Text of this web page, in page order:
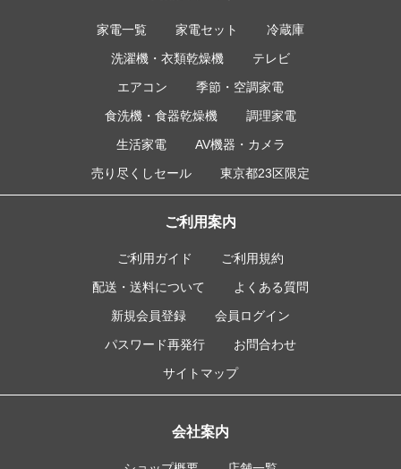
家電一覧 家電セット
冷蔵庫
洗濯機・衣類乾燥機
テレビ
エアコン
季節・空調家電
食洗機・食器乾燥機
調理家電
生活家電
AV機器・カメラ
売り尽くしセール
東京都23区限定
ご利用案内
ご利用ガイド
ご利用規約
配送・送料について
よくある質問
新規会員登録
会員ログイン
パスワード再発行
お問合わせ
サイトマップ
会社案内